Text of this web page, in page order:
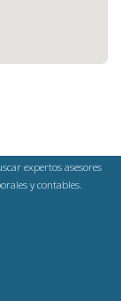
expertos asesores
y contables.